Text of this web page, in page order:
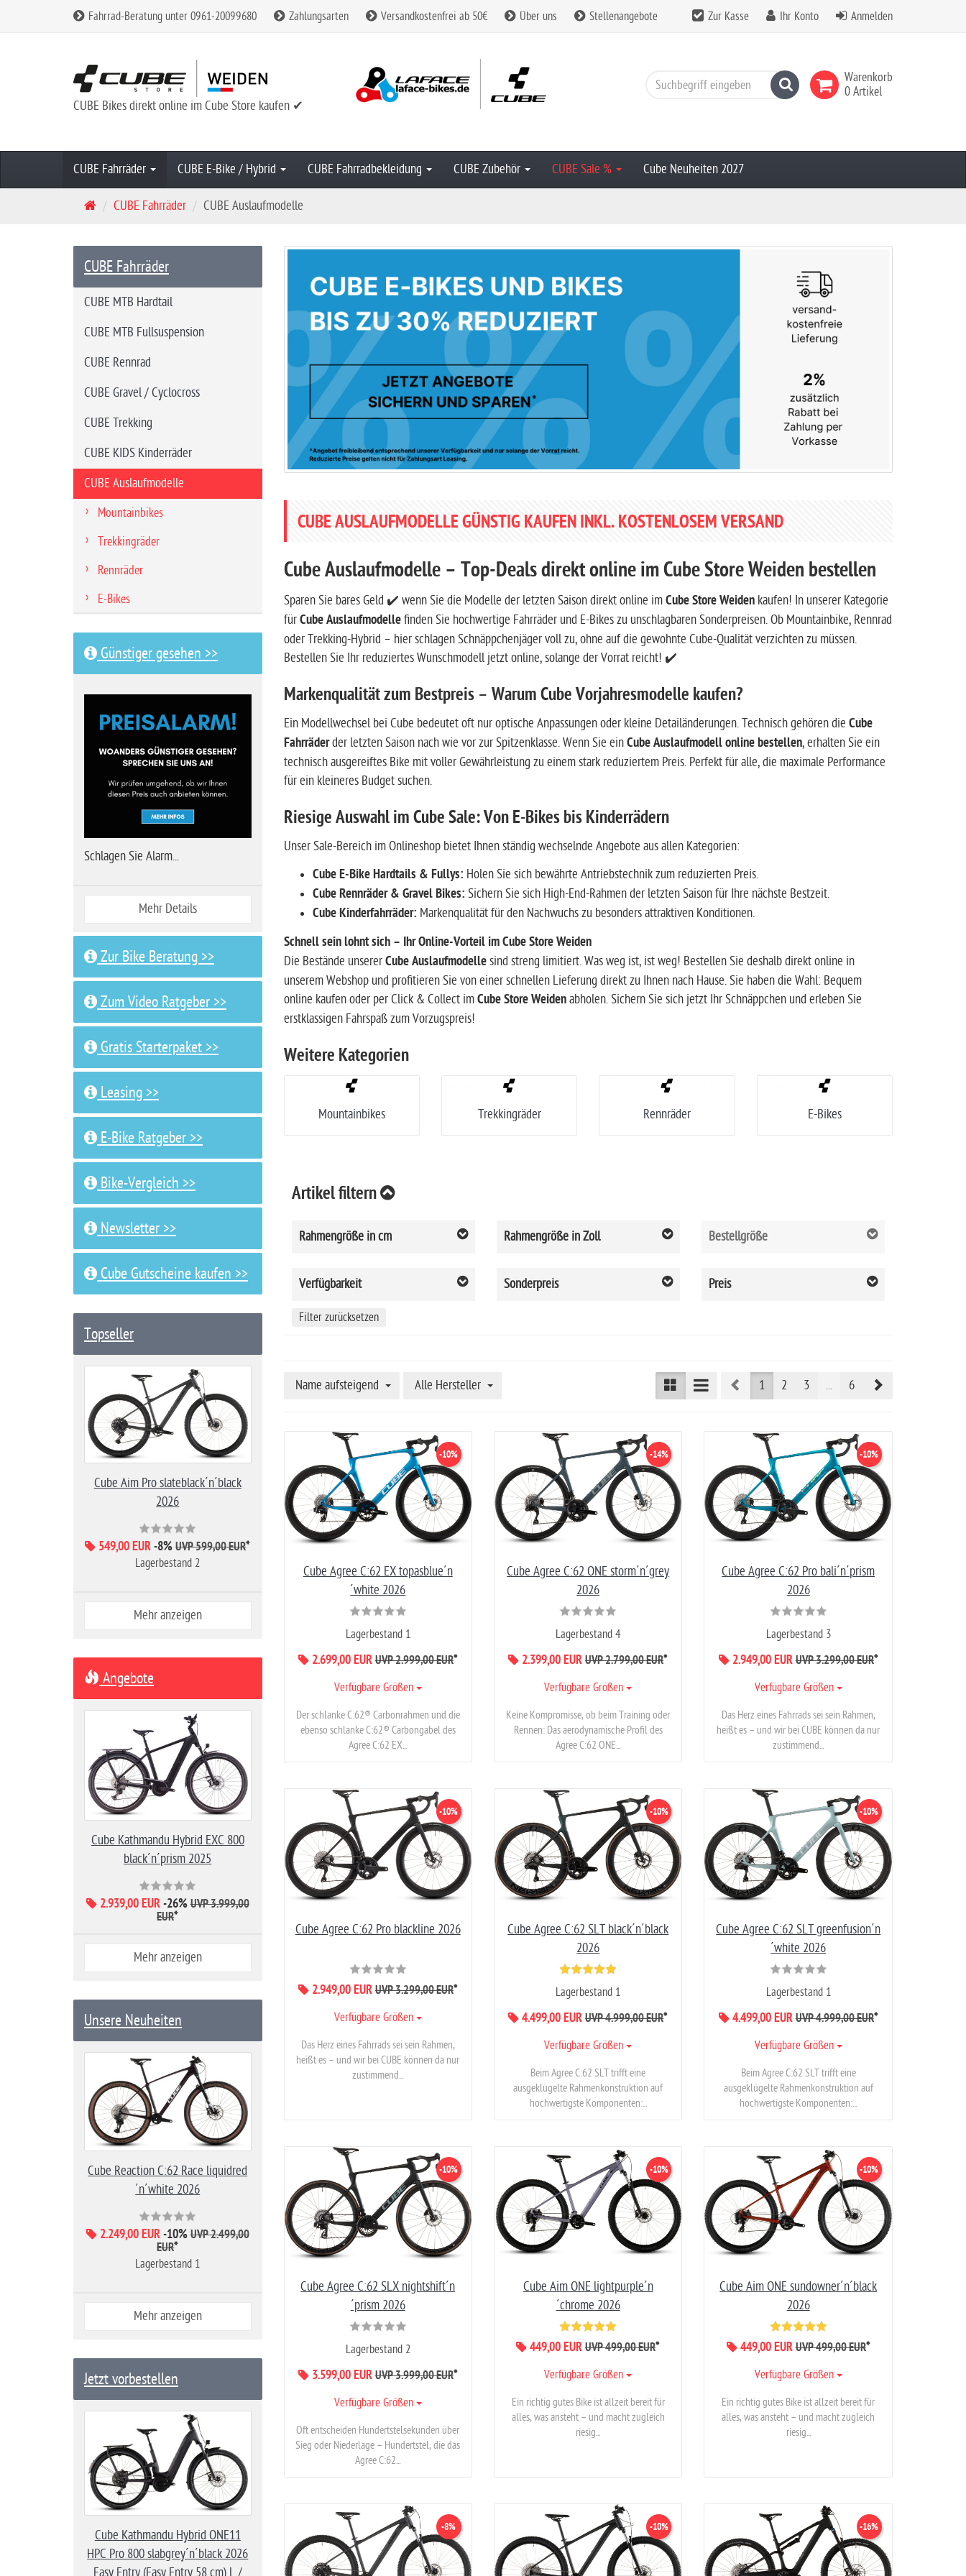
Fahrrad-Beratung unter 0961-20099680 Zahlungsarten Versandkostenfrei ab 50€ Über uns Stellenangebote Zur Kasse Ihr Konto Anmelden
CUBE Bikes direkt online im Cube Store kaufen ✔
Warenkorb
0 Artikel
Suchen
CUBE Fahrräder CUBE E-Bike / Hybrid CUBE Fahrradbekleidung CUBE Zubehör CUBE Sale % Cube Neuheiten 2027
S
a
r
s
i
t
CUBE Fahrräder CUBE Auslaufmodelle
CUBE AUSLAUFMODELLE GÜNSTIG KAUFEN INKL. KOSTENLOSEM VERSAND
Cube Auslaufmodelle – Top-Deals direkt online im Cube Store Weiden bestellen
Sparen Sie bares Geld ✔️ wenn Sie die Modelle der letzten Saison direkt online imCube Store Weidenkaufen! In unserer Kategorie
fürCube Auslaufmodellefinden Sie hochwertige Fahrräder und E-Bikes zu unschlagbaren Sonderpreisen. Ob Mountainbike, Rennrad
oder Trekking-Hybrid – hier schlagen Schnäppchenjäger voll zu, ohne auf die gewohnte Cube-Qualität verzichten zu müssen.
Bestellen Sie Ihr reduziertes Wunschmodell jetzt online, solange der Vorrat reicht! ✔️
Markenqualität zum Bestpreis – Warum Cube Vorjahresmodelle kaufen?
Ein Modellwechsel bei Cube bedeutet oft nur optische Anpassungen oder kleine Detailänderungen. Technisch gehören die Cube
Fahrräderder letzten Saison nach wie vor zur Spitzenklasse. Wenn Sie einCube Auslaufmodell online bestellen, erhalten Sie ein
technisch ausgereiftes Bike mit voller Gewährleistung zu einem stark reduziertem Preis. Perfekt für alle, die maximale Performance
für ein kleineres Budget suchen.
Riesige Auswahl im Cube Sale: Von E-Bikes bis Kinderrädern
Unser Sale-Bereich im Onlineshop bietet Ihnen ständig wechselnde Angebote aus allen Kategorien:
Cube E-Bike Hardtails & Fullys: Holen Sie sich bewährte Antriebstechnik zum reduzierten Preis.
Cube Rennräder & Gravel Bikes: Sichern Sie sich High-End-Rahmen der letzten Saison für Ihre nächste Bestzeit.
Cube Kinderfahrräder: Markenqualität für den Nachwuchs zu besonders attraktiven Konditionen.
Schnell sein lohnt sich – Ihr Online-Vorteil im Cube Store Weiden
Die Bestände unsererCube Auslaufmodellesind streng limitiert. Was weg ist, ist weg! Bestellen Sie deshalb direkt online in
unserem Webshop und profitieren Sie von einer schnellen Lieferung direkt zu Ihnen nach Hause. Sie haben die Wahl: Bequem
online kaufen oder per Click & Collect imCube Store Weidenabholen. Sichern Sie sich jetzt Ihr Schnäppchen und erleben Sie
erstklassigen Fahrspaß zum Vorzugspreis!
Weitere Kategorien
Mountainbikes Trekkingräder Rennräder E-Bikes
Artikel filtern
Rahmengröße in cm Rahmengröße in Zoll Bestellgröße
Verfügbarkeit Sonderpreis Preis
Filter zurücksetzen
Name aufsteigend Alle Hersteller Prev1 2 3 ... 6
Cube Agree C:62 EX topasblue´n
´white 2026
Lagerbestand 1
2.699,00 EUR
-10%
UVP 2.999,00 EUR*
Verfügbare Größen
Der schlanke C:62® Carbonrahmen und die
ebenso schlanke C:62® Carbongabel des
Agree C:62 EX...
Cube Agree C:62 ONE storm´n´grey
2026
Lagerbestand 4
2.399,00 EUR
-14%
UVP 2.799,00 EUR*
Verfügbare Größen
Keine Kompromisse, ob beim Training oder
Rennen: Das aerodynamische Profil des
Agree C:62 ONE...
Cube Agree C:62 Pro bali´n´prism
2026
Lagerbestand 3
2.949,00 EUR
-10%
UVP 3.299,00 EUR*
Verfügbare Größen
Das Herz eines Fahrrads sei sein Rahmen,
heißt es – und wir bei CUBE können da nur
zustimmend...
Cube Agree C:62 Pro blackline 2026
2.949,00 EUR
-10%
UVP 3.299,00 EUR*
Verfügbare Größen
Das Herz eines Fahrrads sei sein Rahmen,
heißt es – und wir bei CUBE können da nur
zustimmend...
Cube Agree C:62 SLT black´n´black
2026
Lagerbestand 1
4.499,00 EUR
-10%
UVP 4.999,00 EUR*
Verfügbare Größen
Beim Agree C:62 SLT trifft eine
ausgeklügelte Rahmenkonstruktion auf
hochwertigste Komponenten:...
Cube Agree C:62 SLT greenfusion´n
´white 2026
Lagerbestand 1
4.499,00 EUR
-10%
UVP 4.999,00 EUR*
Verfügbare Größen
Beim Agree C:62 SLT trifft eine
ausgeklügelte Rahmenkonstruktion auf
hochwertigste Komponenten:...
Cube Agree C:62 SLX nightshift´n
´prism 2026
Lagerbestand 2
3.599,00 EUR
-10%
UVP 3.999,00 EUR*
Verfügbare Größen
Oft entscheiden Hundertstelsekunden über
Sieg oder Niederlage – Hundertstel, die das
Agree C:62...
Cube Aim ONE lightpurple´n
´chrome 2026
449,00 EUR
-10%
UVP 499,00 EUR*
Verfügbare Größen
Ein richtig gutes Bike ist allzeit bereit für
alles, was ansteht – und macht zugleich
riesig...
Cube Aim ONE sundowner´n´black
2026
449,00 EUR
-10%
UVP 499,00 EUR*
Verfügbare Größen
Ein richtig gutes Bike ist allzeit bereit für
alles, was ansteht – und macht zugleich
riesig...
-8% -10% -16%
CUBE Fahrräder
CUBE MTB Hardtail
CUBE MTB Fullsuspension
CUBE Rennrad
CUBE Gravel / Cyclocross
CUBE Trekking
CUBE KIDS Kinderräder
CUBE Auslaufmodelle
Mountainbikes
Trekkingräder
Rennräder
E-Bikes
Günstiger gesehen >>
Schlagen Sie Alarm...
Mehr Details
Zur Bike Beratung >>
Zum Video Ratgeber >>
Gratis Starterpaket >>
Leasing >>
E-Bike Ratgeber >>
Bike-Vergleich >>
Newsletter >>
Cube Gutscheine kaufen >>
Topseller
Cube Aim Pro slateblack´n´black
2026
549,00 EUR-8% UVP 599,00 EUR*
Lagerbestand 2
Mehr anzeigen
Angebote
Cube Kathmandu Hybrid EXC 800
black´n´prism 2025
2.939,00 EUR-26% UVP 3.999,00
EUR*
Mehr anzeigen
Unsere Neuheiten
Cube Reaction C:62 Race liquidred
´n´white 2026
2.249,00 EUR-10% UVP 2.499,00
EUR*
Lagerbestand 1
Mehr anzeigen
Jetzt vorbestellen
Cube Kathmandu Hybrid ONE11
HPC Pro 800 slabgrey´n´black 2026
Easy Entry (Easy Entry 58 cm) L /